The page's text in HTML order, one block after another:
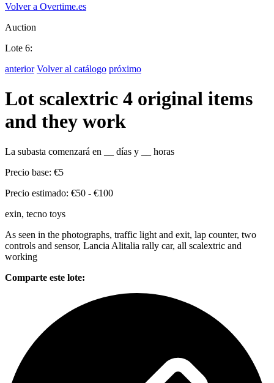
Volver a Overtime.es
Auction
Lote 6:
anterior Volver al catálogo próximo
Lot scalextric 4 original items
and they work
La subasta comenzará en días y
horas
Precio base: €5
Precio estimado: €50 - €100
exin, tecno toys
As seen in the photographs, traffic light and exit, lap counter, two
controls and sensor, Lancia Alitalia rally car, all scalextric and
working
Comparte este lote: